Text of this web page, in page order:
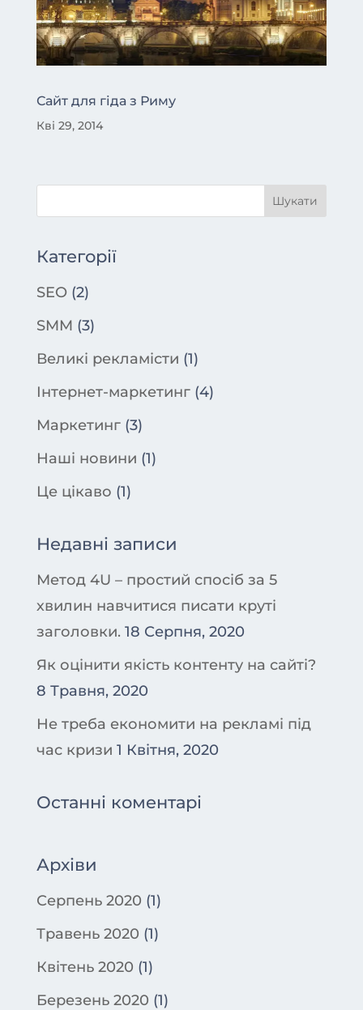
Сайт для гіда з Риму
Кві 29, 2014
Категорії
SEO(2)
SMM (3)
Великі рекламісти (1)
Інтернет-маркетинг(4)
Маркетинг(3)
Наші новини (1)
Це цікаво (1)
Недавні записи
Метод 4U – простий спосіб за 5
хвилин навчитися писати круті
заголовки. 18 Серпня, 2020
Як оцінити якість контенту на сайті?
8 Травня, 2020
Не треба економити на рекламі під
час кризи 1 Квітня, 2020
Останні коментарі
Архіви
Серпень 2020 (1)
Травень 2020 (1)
Квітень 2020 (1)
Березень 2020 (1)